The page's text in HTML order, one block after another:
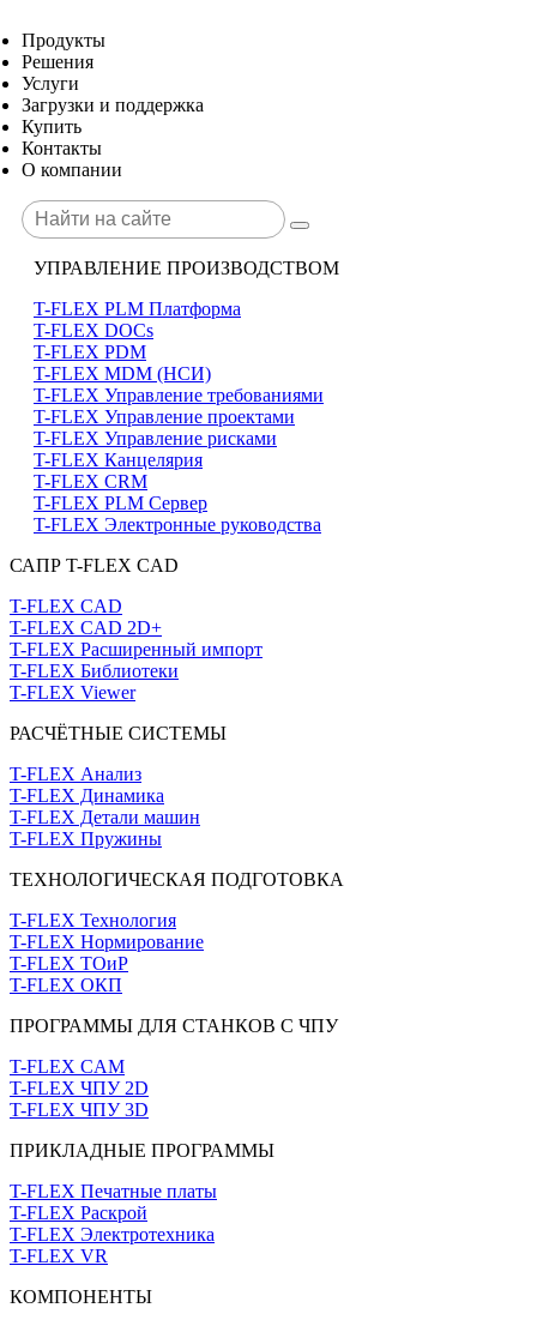
Продукты
Решения
Услуги
Загрузки и поддержка
Купить
Контакты
О компании
УПРАВЛЕНИЕ ПРОИЗВОДСТВОМ
T-FLEX PLM Платформа
T-FLEX DOCs
T-FLEX PDM
T-FLEX MDM (НСИ)
T-FLEX Управление требованиями
T-FLEX Управление проектами
T-FLEX Управление рисками
T-FLEX Канцелярия
T-FLEX CRM
T-FLEX PLM Сервер
T-FLEX Электронные руководства
САПР T-FLEX CAD
T-FLEX CAD
T-FLEX CAD 2D+
T-FLEX Расширенный импорт
T-FLEX Библиотеки
T-FLEX Viewer
РАСЧЁТНЫЕ СИСТЕМЫ
T-FLEX Анализ
T-FLEX Динамика
T-FLEX Детали машин
T-FLEX Пружины
ТЕХНОЛОГИЧЕСКАЯ ПОДГОТОВКА
T-FLEX Технология
T-FLEX Нормирование
T-FLEX ТОиР
T-FLEX ОКП
ПРОГРАММЫ ДЛЯ СТАНКОВ С ЧПУ
T-FLEX CAM
T-FLEX ЧПУ 2D
T-FLEX ЧПУ 3D
ПРИКЛАДНЫЕ ПРОГРАММЫ
T-FLEX Печатные платы
T-FLEX Раскрой
T-FLEX Электротехника
T-FLEX VR
КОМПОНЕНТЫ